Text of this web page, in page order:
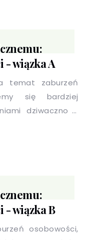
o takich właśnie
- wiązka A
temat zaburzeń
się bardziej
dziwaczno -
- wiązka B
osobowości,